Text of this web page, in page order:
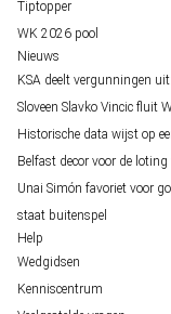
Tiptopper
WK 2026 pool
Nieuws
KSA deelt vergunningen
Sloveen Slavko Vincic fluit
Historische data wijst op
Belfast decor voor de
Unai Simón favoriet voor
staat buitenspel
Help
Wedgidsen
Kenniscentrum